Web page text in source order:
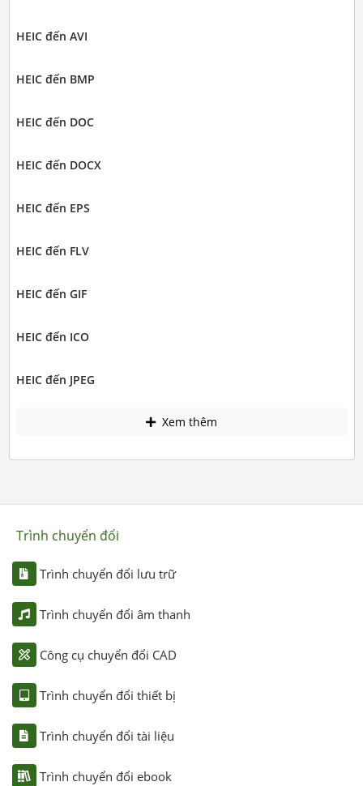
HEIC đến AVI
HEIC đến BMP
HEIC đến DOC
HEIC đến DOCX
HEIC đến EPS
HEIC đến FLV
HEIC đến GIF
HEIC đến ICO
HEIC đến JPEG
Xem thêm
Trình chuyển đổi
Trình chuyển đổi lưu trữ
Trình chuyển đổi âm thanh
Công cụ chuyển đổi CAD
Trình chuyển đổi thiết bị
Trình chuyển đổi tài liệu
Trình chuyển đổi ebook